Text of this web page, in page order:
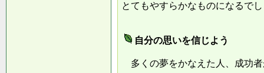
とてもやすらかなものになるで
自分の思いを信じよう
多くの夢をかなえた人、成功